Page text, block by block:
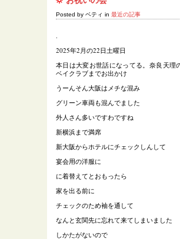
Posted by ベティ in 最近の記事
.
2025年2月の22日土曜日
本日は大変お世話になってる。奈良天理
ベイクラブまでお出かけ
うーんそん大阪はメチな混み
グリーン車両も混んでました
外人さん多いですわですね
新横浜まで満席
新大阪からホテルにチェックしんして
宴会用の洋服に
に着替えてとおもったら
家を出る前に
チェックのため袖を通して
なんと玄関先に忘れて来てしまいました
しかたがないので